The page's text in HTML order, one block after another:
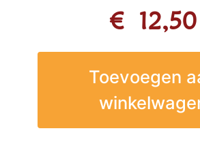
€12,50
Toevoegen